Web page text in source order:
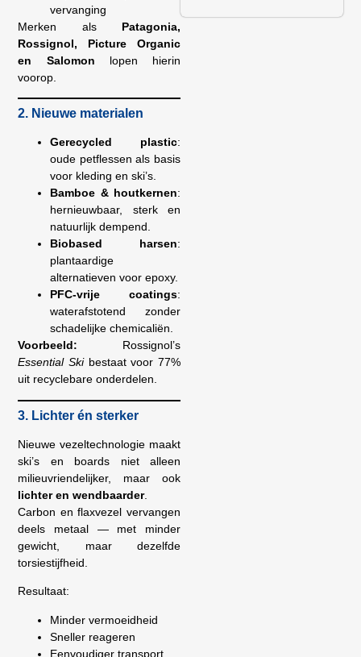
vervanging
Merken als Patagonia,
Rossignol, Picture Organic
en Salomon lopen hierin
voorop.
2. Nieuwe materialen
Gerecycled plastic:
oude petflessen als basis
voor kleding en ski’s.
Bamboe & houtkernen:
hernieuwbaar, sterk en
natuurlijk dempend.
Biobased harsen:
plantaardige
alternatieven voor epoxy.
PFC-vrije coatings:
waterafstotend zonder
schadelijke chemicaliën.
Voorbeeld: Rossignol’s
Essential Skibestaat voor 77%
uit recyclebare onderdelen.
3. Lichter én sterker
Nieuwe vezeltechnologie maakt
ski’s en boards niet alleen
milieuvriendelijker, maar ook
lichter en wendbaarder.
Carbon en flaxvezel vervangen
deels metaal — met minder
gewicht, maar dezelfde
torsiestijfheid.
Resultaat:
Minder vermoeidheid
Sneller reageren
Eenvoudiger transport